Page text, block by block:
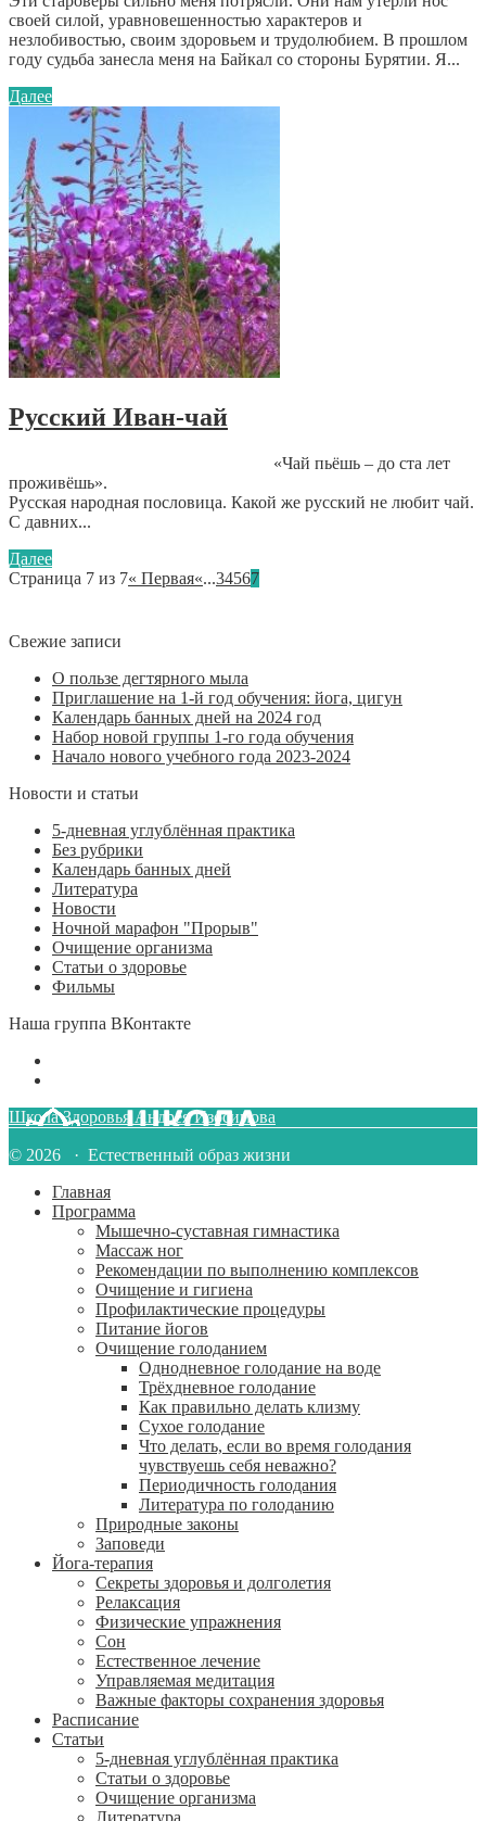
своей силой, уравновешенностью характеров и
незлобивостью, своим здоровьем и трудолюбием. В прошлом
году судьба занесла меня на Байкал со стороны Бурятии. Я...
Далее
Русский Иван-чай
«Чай пьёшь – до ста лет
проживёшь».
Русская народная пословица. Какой же русский не любит чай.
С давних...
Далее
Страница 7 из 7« Первая«...34567
Свежие записи
О пользе дегтярного мыла
Приглашение на 1-й год обучения: йога, цигун
Календарь банных дней на 2024 год
Набор новой группы 1-го года обучения
Начало нового учебного года 2023-2024
Новости и статьи
5-дневная углублённая практика
Без рубрики
Календарь банных дней
Литература
Новости
Ночной марафон "Прорыв"
Очищение организма
Статьи о здоровье
Фильмы
Наша группа ВКонтакте
Школа Здоровья Андрея Изосимова
© 2026 · Естественный образ жизни
Главная
Программа
Мышечно-суставная гимнастика
Массаж ног
Рекомендации по выполнению комплексов
Очищение и гигиена
Профилактические процедуры
Питание йогов
Очищение голоданием
Однодневное голодание на воде
Трёхдневное голодание
Как правильно делать клизму
Сухое голодание
Что делать, если во время голодания
чувствуешь себя неважно?
Периодичность голодания
Литература по голоданию
Природные законы
Заповеди
Йога-терапия
Секреты здоровья и долголетия
Релаксация
Физические упражнения
Сон
Естественное лечение
Управляемая медитация
Важные факторы сохранения здоровья
Расписание
Статьи
5-дневная углублённая практика
Статьи о здоровье
Очищение организма